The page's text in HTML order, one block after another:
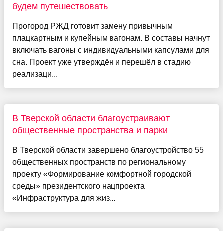
будем путешествовать
Прогород РЖД готовит замену привычным
плацкартным и купейным вагонам. В составы начнут
включать вагоны с индивидуальными капсулами для
сна. Проект уже утверждён и перешёл в стадию
реализаци...
В Тверской области благоустраивают
общественные пространства и парки
В Тверской области завершено благоустройство 55
общественных пространств по региональному
проекту «Формирование комфортной городской
среды» президентского нацпроекта
«Инфраструктура для жиз...